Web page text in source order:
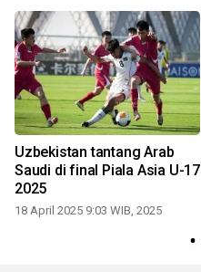
Uzbekistan tantang Arab
Saudi di final Piala Asia U-17
2025
18 April 2025 9:03 WIB, 2025